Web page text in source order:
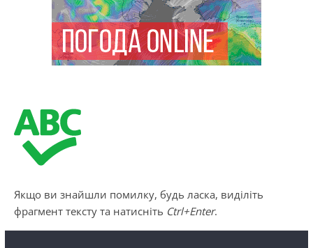
Якщо ви знайшли помилку, будь ласка, виділіть
фрагмент тексту та натисніть Ctrl+Enter.